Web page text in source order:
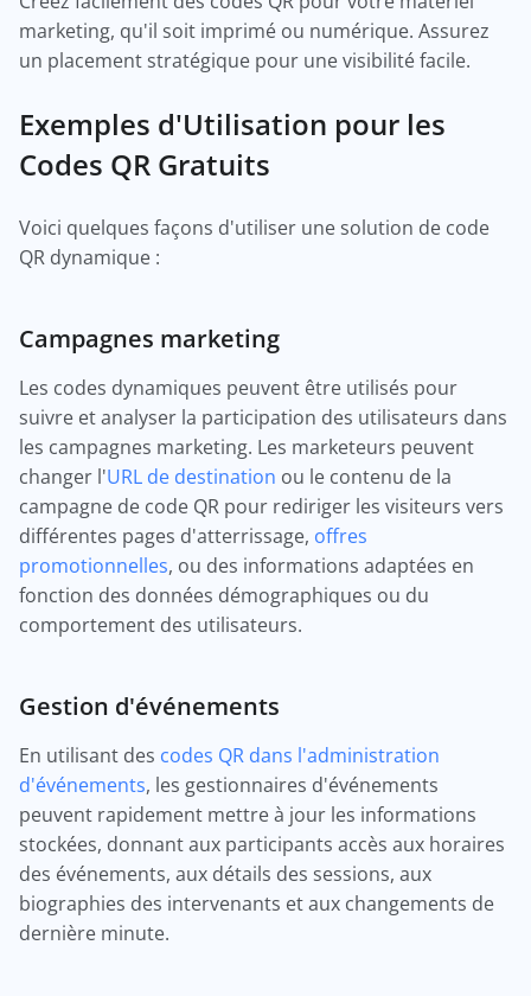
marketing, qu'il soit imprimé ou numérique. Assurez
un placement stratégique pour une visibilité facile.
Exemples d'Utilisation pour les
Codes QR Gratuits
Voici quelques façons d'utiliser une solution de code
QR dynamique :
Campagnes marketing
Les codes dynamiques peuvent être utilisés pour
suivre et analyser la participation des utilisateurs dans
les campagnes marketing. Les marketeurs peuvent
changer l'URL de destination ou le contenu de la
campagne de code QR pour rediriger les visiteurs vers
différentes pages d'atterrissage, offres
promotionnelles, ou des informations adaptées en
fonction des données démographiques ou du
comportement des utilisateurs.
Gestion d'événements
En utilisant des codes QR dans l'administration
d'événements, les gestionnaires d'événements
peuvent rapidement mettre à jour les informations
stockées, donnant aux participants accès aux horaires
des événements, aux détails des sessions, aux
biographies des intervenants et aux changements de
dernière minute.